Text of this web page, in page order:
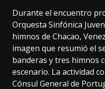
Durante el encuentro
Orquesta Sinfónica
himnos de Chacao,
imagen que resumió el
banderas y tres himnos
escenario. La actividad
Cónsul General de